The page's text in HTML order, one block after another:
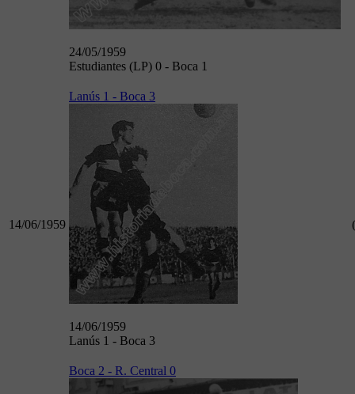
24/05/1959
Estudiantes (LP) 0 - Boca 1
14/06/1959
Lanús 1 - Boca 3
14/06/1959
Lanús 1 - Boca 3
Boca 2 - R. Central 0